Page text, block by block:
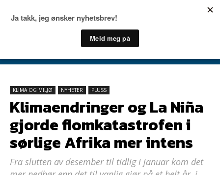
KLIMA OG MILJØ NYHETER PLUSS
Klimaendringer og La Niña
gjorde flomkatastrofen i
sørlige Afrika mer intens
Fra slutten av desember til tidlig i januar kom det